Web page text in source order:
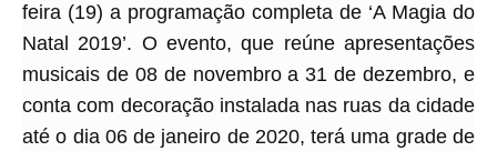
feira (19) a programação completa de ‘A Magia do
Natal 2019’. O evento, que reúne apresentações
musicais de 08 de novembro a 31 de dezembro, e
conta com decoração instalada nas ruas da cidade
até o dia 06 de janeiro de 2020, terá uma grade de